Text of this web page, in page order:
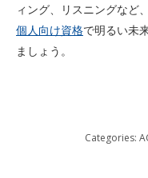
ィング、リスニングなど、
個人向け資格で明るい未
ましょう。
Categories: